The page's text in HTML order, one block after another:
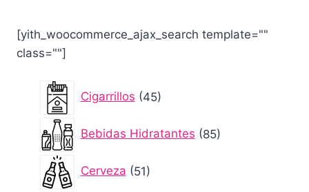
[yith_woocommerce_ajax_search template=""
class=""]
Cigarrillos 45
45
productos
Bebidas Hidratantes
85
85
productos
Cerveza
51
51
productos